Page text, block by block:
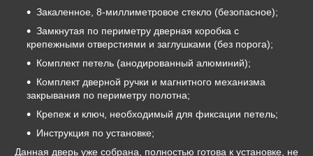
Закаленное, 8-миллиметровое стекло (безопасное);
Замкнутая по периметру дверная коробка с
крепежными отверстиями и заглушками (без порога);
Комплект петель (анодированный алюминий);
Комплект дверной ручки и магнитного механизма
закрывания по периметру полотна;
Крепеж и ключ, необходимый для фиксации петель;
Инструкция по установке;
Данная дверь уже собрана, полностью готова к установке, не